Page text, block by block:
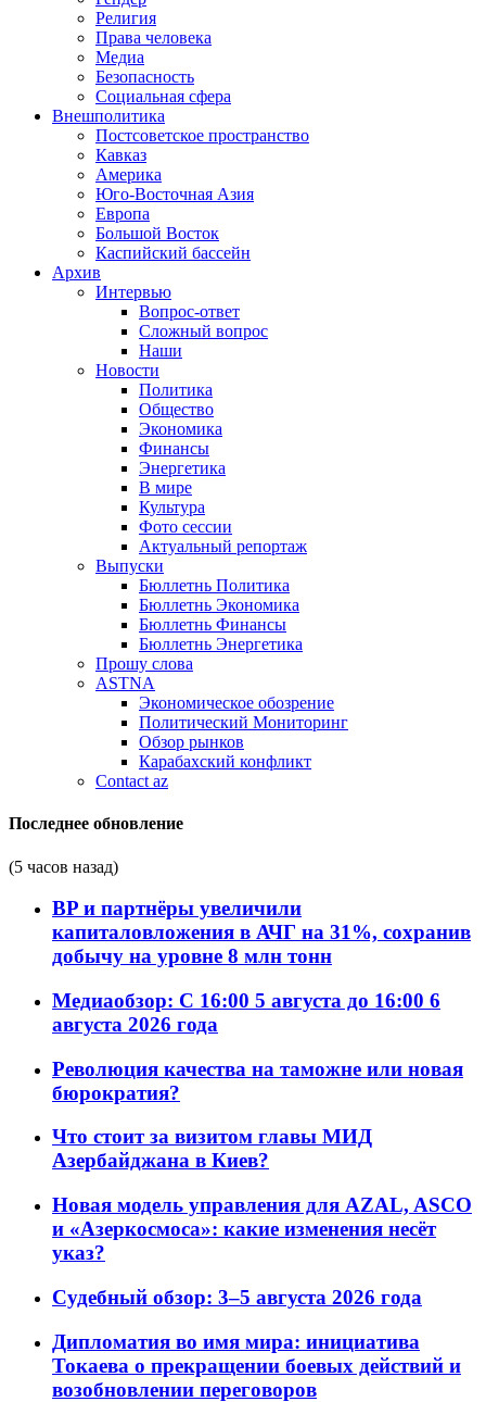
Религия
Права человека
Медиа
Безопасность
Социальная сфера
Внешполитика
Постсоветское пространство
Кавказ
Америка
Юго-Восточная Азия
Европа
Большой Восток
Каспийский бассейн
Архив
Интервью
Вопрос-ответ
Сложный вопрос
Наши
Новости
Политика
Общество
Экономика
Финансы
Энергетика
В мире
Культура
Фото сессии
Актуальный репортаж
Выпуски
Бюллетнь Политика
Бюллетнь Экономика
Бюллетнь Финансы
Бюллетнь Энергетика
Прошу слова
ASTNA
Экономическое обозрение
Политический Мониторинг
Обзор рынков
Карабахский конфликт
Contact az
Последнее обновление
(5 часов назад)
BP и партнёры увеличили
капиталовложения в АЧГ на 31%, сохранив
добычу на уровне 8 млн тонн
Медиаобзор: С 16:00 5 августа до 16:00 6
августа 2026 года
Революция качества на таможне или новая
бюрократия?
Что стоит за визитом главы МИД
Азербайджана в Киев?
Новая модель управления для AZAL, ASCO
и «Азеркосмоса»: какие изменения несёт
указ?
Судебный обзор: 3–5 августа 2026 года
Дипломатия во имя мира: инициатива
Токаева о прекращении боевых действий и
возобновлении переговоров